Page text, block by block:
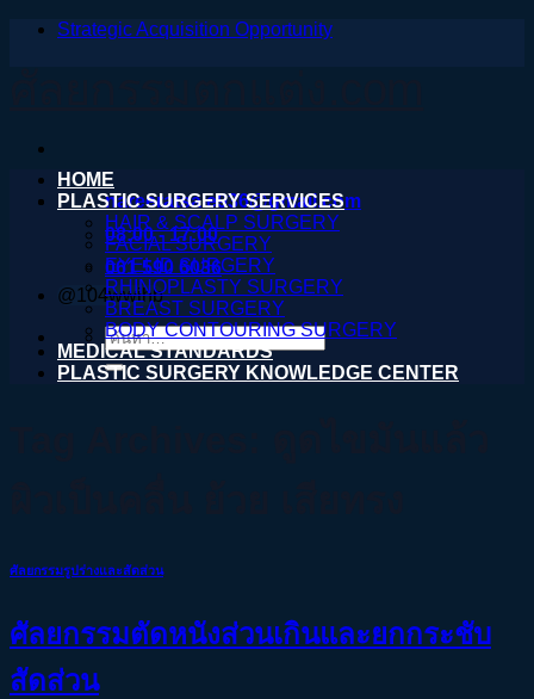
ข้าม
Strategic Acquisition Opportunity
nareeratsale936@gmail.com
08:00 - 17:00
061 590 6036
@104wwihb
ค้นหา:
HOME
PLASTIC SURGERY SERVICES
HAIR & SCALP SURGERY
FACIAL SURGERY
EYELID SURGERY
RHINOPLASTY SURGERY
BREAST SURGERY
BODY CONTOURING SURGERY
MEDICAL STANDARDS
PLASTIC SURGERY KNOWLEDGE CENTER
ศัลยกรรมรูปร่างและสัดส่วน
ศัลยกรรมตัดหนังส่วนเกินและยกกระชับ
สัดส่วน